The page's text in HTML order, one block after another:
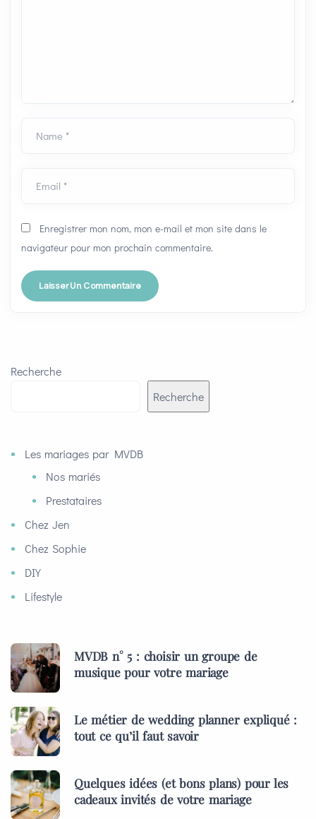
Name *
Email *
Enregistrer mon nom, mon e-mail et mon site dans le
navigateur pour mon prochain commentaire.
Recherche
Recherche
Les mariages par MVDB
Nos mariés
Prestataires
Chez Jen
Chez Sophie
DIY
Lifestyle
MVDB n° 5 : choisir un groupe de
musique pour votre mariage
Le métier de wedding planner expliqué :
tout ce qu’il faut savoir
Quelques idées (et bons plans) pour les
cadeaux invités de votre mariage